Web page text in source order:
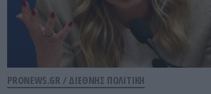
PRONEWS.GR / ΔΙΕΘΝΗΣ ΠΟΛΙΤΙΚΗ